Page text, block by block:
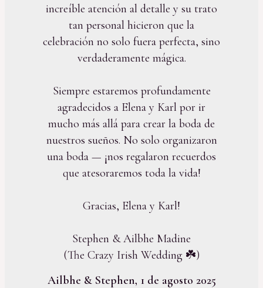
increíble atención al detalle y su trato
tan personal hicieron que la
celebración no solo fuera perfecta, sino
verdaderamente mágica.
Siempre estaremos profundamente
agradecidos a Elena y Karl por ir
mucho más allá para crear la boda de
nuestros sueños. No solo organizaron
una boda — ¡nos regalaron recuerdos
que atesoraremos toda la vida!
Gracias, Elena y Karl!
Stephen & Ailbhe Madine
(The Crazy Irish Wedding ☘️)
Ailbhe & Stephen, 1 de agosto 2025